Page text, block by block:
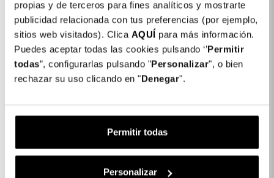
propias y de terceros para fines analíticos y mostrarte
publicidad relacionada con tus preferencias (por ejemplo,
sitios web visitados). Clica AQUÍ para más información.
Puedes aceptar todas las cookies pulsando ‘’Permitir
todas”, configurarlas pulsando "Personalizar", o bien
rechazar su uso clicando en "Denegar".
Permitir todas
Personalizar
Cor: Prata
COLORES DISPONIBLES
Prata
Protege o teu telemóvel com as nossas novas capas